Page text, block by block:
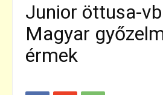
Junior öttusa-
Magyar
érmek